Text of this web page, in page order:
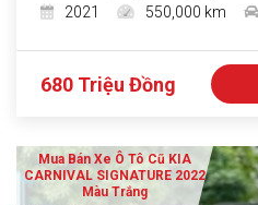
2021
550,000 km
680 Triệu Đồng
Mua Bán Xe Ô Tô Cũ KIA
CARNIVAL SIGNATURE 2022
Màu Trắng